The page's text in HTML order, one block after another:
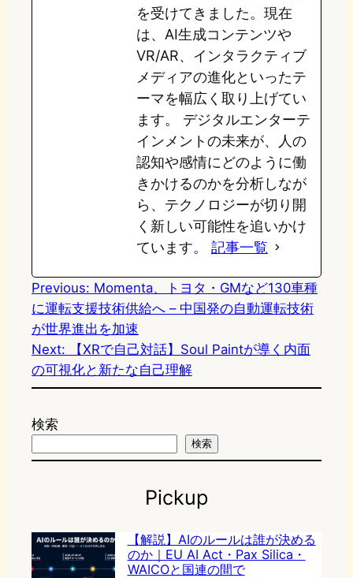
を受けてきました。現在
は、AI生成コンテンツや
VR/AR、インタラクティブ
メディアの進化といったテ
ーマを幅広く取り上げてい
ます。 デジタルエンターテ
インメントの未来が、人の
認知や感情にどのように働
きかけるのかを分析しなが
ら、テクノロジーが切り開
く新しい可能性を追いかけ
ています。 記事一覧
Previous: Momenta、トヨタ・GMなど130車種
に運転支援技術供給へ – 中国発の自動運転技術
が世界進出を加速
Next:
【XRで自己対話】Soul Paintが導く内面
の可視化と新たな自己理解
検索
検索
Pickup
【解説】AIのルールは誰が決める
のか｜EU AI Act・Pax Silica・
WAICOと国連の間で